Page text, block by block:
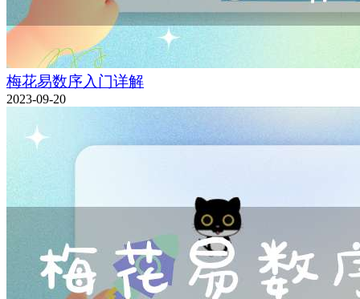
梅花易数序入门详解
2023-09-20